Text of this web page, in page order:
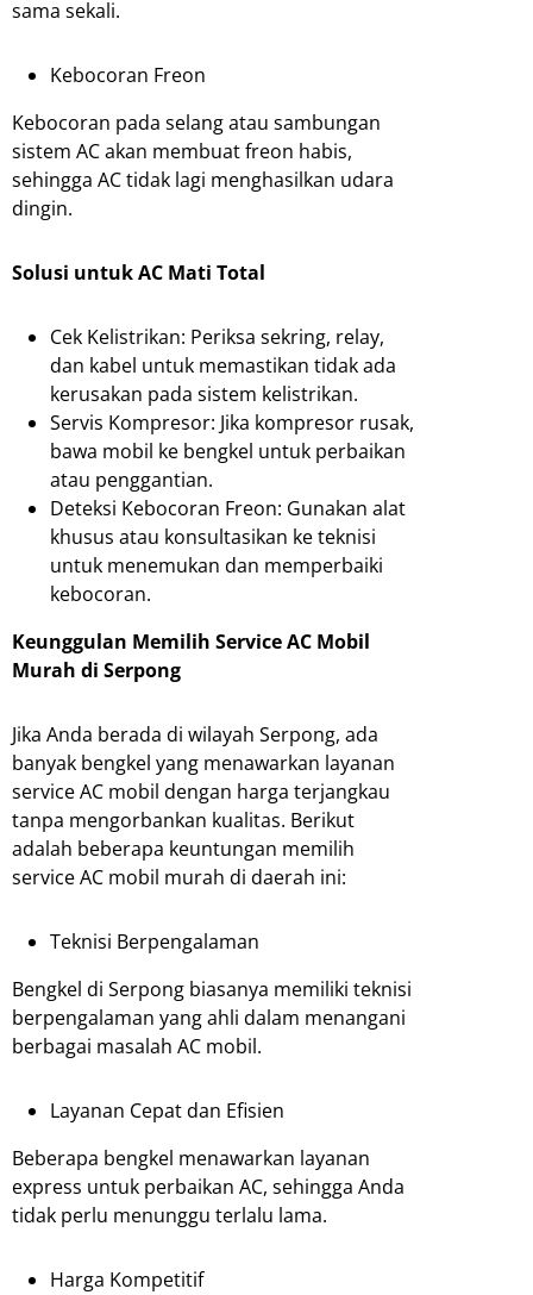
sama sekali.
Kebocoran Freon
Kebocoran pada selang atau sambungan
sistem AC akan membuat freon habis,
sehingga AC tidak lagi menghasilkan udara
dingin.
Solusi untuk AC Mati Total
Cek Kelistrikan: Periksa sekring, relay,
dan kabel untuk memastikan tidak ada
kerusakan pada sistem kelistrikan.
Servis Kompresor: Jika kompresor rusak,
bawa mobil ke bengkel untuk perbaikan
atau penggantian.
Deteksi Kebocoran Freon: Gunakan alat
khusus atau konsultasikan ke teknisi
untuk menemukan dan memperbaiki
kebocoran.
Keunggulan Memilih Service AC Mobil
Murah di Serpong
Jika Anda berada di wilayah Serpong, ada
banyak bengkel yang menawarkan layanan
service AC mobil dengan harga terjangkau
tanpa mengorbankan kualitas. Berikut
adalah beberapa keuntungan memilih
service AC mobil murah di daerah ini:
Teknisi Berpengalaman
Bengkel di Serpong biasanya memiliki teknisi
berpengalaman yang ahli dalam menangani
berbagai masalah AC mobil.
Layanan Cepat dan Efisien
Beberapa bengkel menawarkan layanan
express untuk perbaikan AC, sehingga Anda
tidak perlu menunggu terlalu lama.
Harga Kompetitif